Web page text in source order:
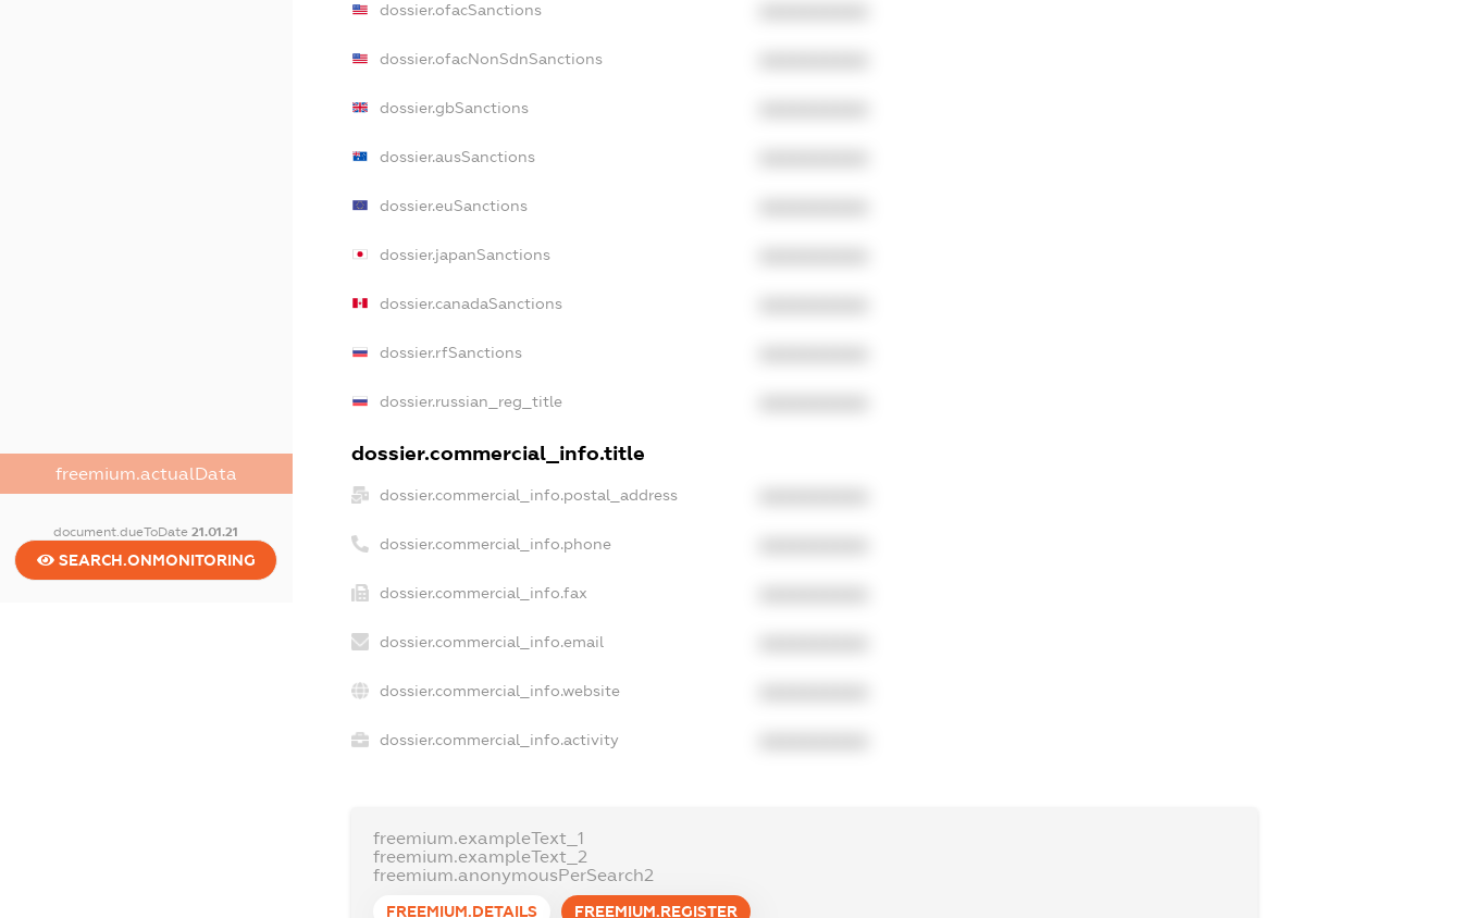
freemium.actualData
document.dueToDate21.01.21
SEARCH.ONMONITORING
dossier.ofacSanctions
dossier.ofacNonSdnSanctions
dossier.gbSanctions
dossier.ausSanctions
dossier.euSanctions
dossier.japanSanctions
dossier.canadaSanctions
dossier.rfSanctions
dossier.russian_reg_title
dossier.commercial_info.title
dossier.commercial_info.postal_address
dossier.commercial_info.phone
dossier.commercial_info.fax
dossier.commercial_info.email
dossier.commercial_info.website
dossier.commercial_info.activity
freemium.exampleText_1
freemium.exampleText_2
freemium.anonymousPerSearch2
FREEMIUM.DETAILS FREEMIUM.REGISTER